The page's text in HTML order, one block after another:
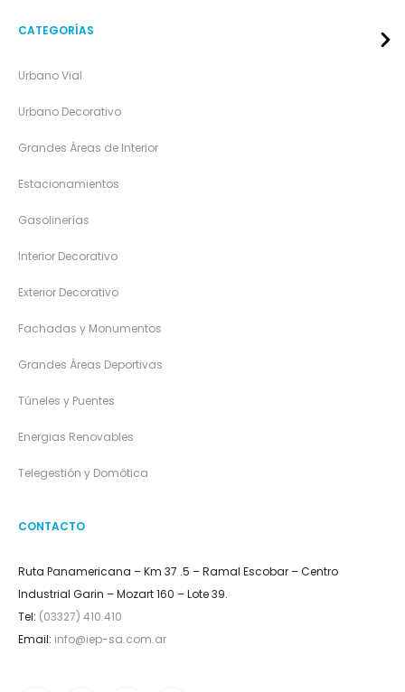
CATEGORÍAS
Urbano Vial
Urbano Decorativo
Grandes Áreas de Interior
Estacionamientos
Gasolinerías
Interior Decorativo
Exterior Decorativo
Fachadas y Monumentos
Grandes Áreas Deportivas
Túneles y Puentes
Energias Renovables
Telegestión y Domótica
CONTACTO
Ruta Panamericana – Km 37 .5 – Ramal Escobar – Centro
Industrial Garin – Mozart 160 – Lote 39.
Tel: (03327) 410.410
Email: info@iep-sa.com.ar